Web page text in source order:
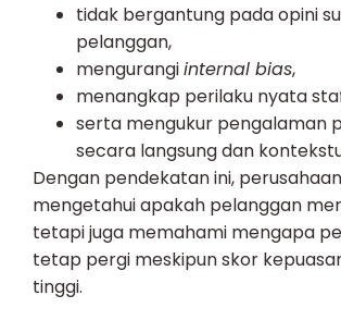
tidak bergantung pada opini
pelanggan,
mengurangiinternal bias,
menangkap perilaku nyata
serta mengukur pengalaman
secara langsung dan
Dengan pendekatan ini,
mengetahui apakah pelanggan
tetapi juga memahami mengapa
tetap pergi meskipun skor
tinggi.